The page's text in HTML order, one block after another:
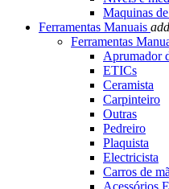
Maquinas
Ferramentas Manuais add
Ferramentas
Aprumador
ETICs
Ceramista
Carpinteiro
Outras
Pedreiro
Plaquista
Electricista
Carros de